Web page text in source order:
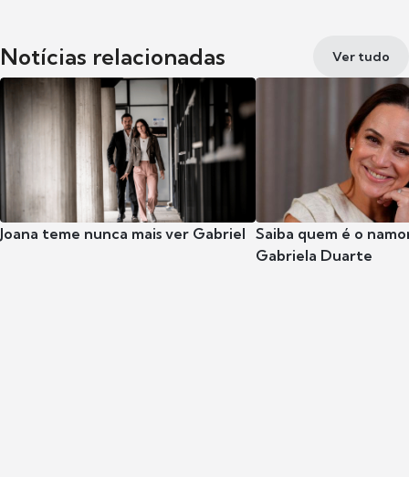
Notícias relacionadas Ver tudo
Joana teme nunca mais ver Gabriel Saiba quem é o
Gabriela Duarte